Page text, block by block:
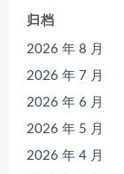
归档
2026 年 8 月
2026 年 7 月
2026 年 6 月
2026 年 5 月
2026 年 4 月